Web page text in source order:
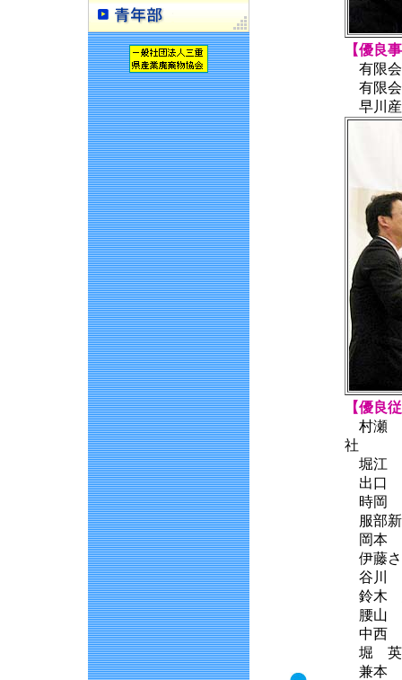
【優良
有限会
有限会
早川産
【優良
村瀬
堀江
出口
時岡
服
岡本
伊藤
谷川
鈴木
腰山
中西
堀 英
兼本